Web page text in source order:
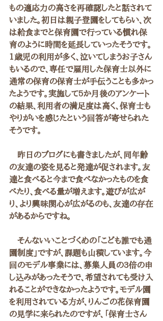
もの適応力の高さを再確認したと話されて
いました。初日は親子登園をしてもらい、次
は給食までと保育園で行っている慣れ保
育のように時間を延長していったそうです。
1歳児の利用が多く、泣いてしまうお子さん
もいるので、専任で雇用した保育士以外に
通常の保育の保育士が手伝うことも多かっ
たようです。実施して5か月後のアンケート
の結果、利用者の満足度は高く、保育士も
やりがいを感じたという回答が寄せられた
そうです。
昨日のブログにも書きましたが、同年齢
の友達の姿を見ると発達が促されます。友
達と食べると今まで食べなかったものを食
べたり、食べる量が増えます。遊びが広が
り、より興味関心が広がるのも、友達の存在
があるからですね。
そんないいことづくめの「こども誰でも通
園制度」ですが、課題も山積しています。今
回のモデル事業には、募集人員の3倍の申
し込みがあったそうで、希望されても受け入
れることができなかったようです。モデル園
を利用されている方が、りんごの花保育園
の見学に来られたのですが、「保育士さん